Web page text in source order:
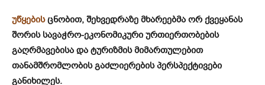
უწყებისცნობით, შეხვედრაზე მხარეებმა ორ ქვეყანას
შორის სავაჭრო-ეკონომიკური ურთიერთობების
გაღრმავებისა და ტურიზმის მიმართულებით
თანამშრომლობის გაძლიერების პერსპექტივები
განიხილეს.